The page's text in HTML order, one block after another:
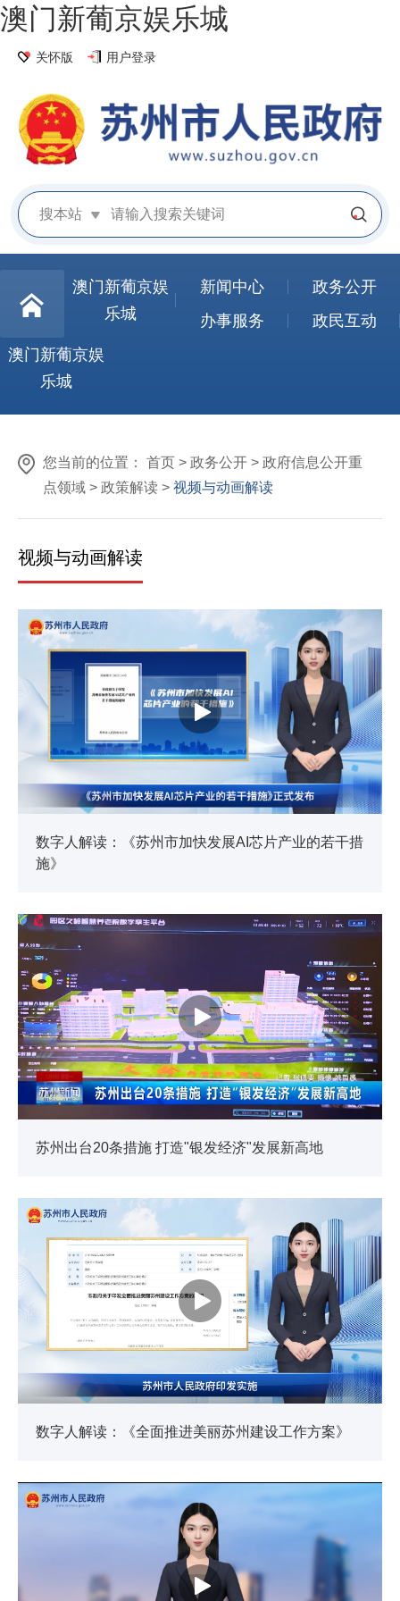
澳门新葡京娱乐城
关怀版 用户登录
搜本站
澳门新葡京娱
乐城
新闻中心
政务公开
办事服务
政民互动
澳门新葡京娱
乐城
您当前的位置： 首页 > 政务公开 > 政府信息公开重
点领域 > 政策解读 > 视频与动画解读
视频与动画解读
数字人解读：《苏州市加快发展AI芯片产业的若干措
施》
苏州出台20条措施 打造"银发经济"发展新高地
数字人解读：《全面推进美丽苏州建设工作方案》